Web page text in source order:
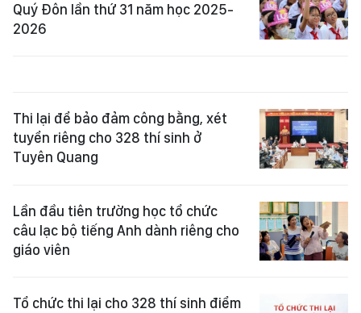
Quý Đôn lần thứ 31 năm học 2025-
2026
Thi lại để bảo đảm công bằng, xét
tuyển riêng cho 328 thí sinh ở
Tuyên Quang
Lần đầu tiên trường học tổ chức
câu lạc bộ tiếng Anh dành riêng cho
giáo viên
Tổ chức thi lại cho 328 thí sinh điểm